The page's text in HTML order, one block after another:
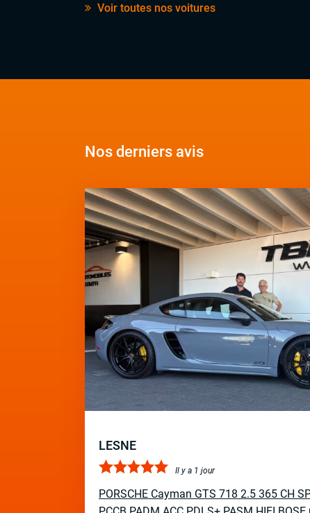
Voir toutes nos voitures
Nos derniers avis
LESNE
Il y a 1 jour
PORSCHE Cayman GTS 718 2.5 365 CH